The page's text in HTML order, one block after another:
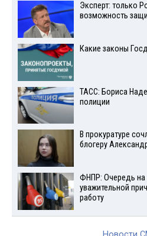
Эксперт: только
возможность
Какие законы
ТАСС: Бориса
полиции
В прокуратуре
блогеру
ФНПР: Очередь на
уважительной
работу